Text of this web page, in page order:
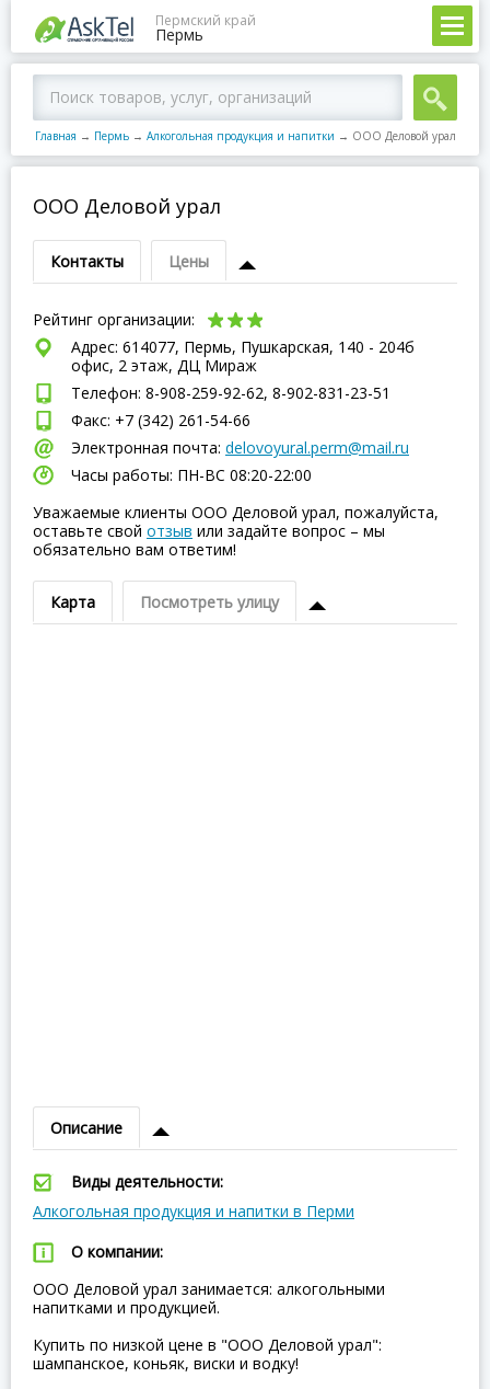
Пермский край
Пермь
Главная → Пермь → Алкогольная продукция и напитки → ООО Деловой урал
ООО Деловой урал
Контакты Цены
Рейтинг организации:
Адрес: 614077, Пермь, Пушкарская, 140 - 204б
офис, 2 этаж, ДЦ Мираж
Телефон: 8-908-259-92-62, 8-902-831-23-51
Факс: +7 (342) 261-54-66
Электронная почта: delovoyural.perm@mail.ru
Часы работы: ПН-ВC 08:20-22:00
Уважаемые клиенты ООО Деловой урал, пожалуйста,
оставьте свой отзыв или задайте вопрос – мы
обязательно вам ответим!
Карта Посмотреть улицу
Описание
Виды деятельности:
Алкогольная продукция и напитки в Перми
О компании:
ООО Деловой урал занимается: алкогольными
напитками и продукцией.
Купить по низкой цене в "ООО Деловой урал":
шампанское, коньяк, виски и водку!